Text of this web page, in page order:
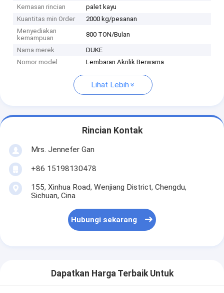
Kemasan rincian
palet kayu
Kuantitas min Order
2000 kg/pesanan
Menyediakan
kemampuan
800 TON/Bulan
Nama merek
DUKE
Nomor model
Lembaran Akrilik Berwarna
Lihat Lebih
Rincian Kontak
Mrs. Jennefer Gan
+86 15198130478
155, Xinhua Road, Wenjiang District, Chengdu,
Sichuan, Cina
Hubungi sekarang
Dapatkan Harga Terbaik Untuk